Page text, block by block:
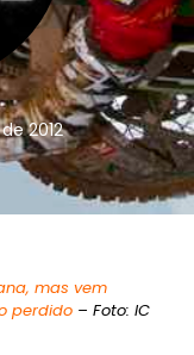
2012
mas vem
perdido – Foto: IC